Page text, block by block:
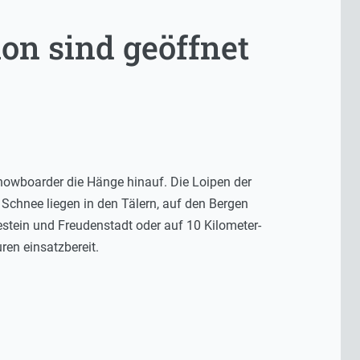
sind geöffnet
die Hänge hinauf. Die Loipen der
liegen in den Tälern, auf den Bergen
und Freudenstadt oder auf 10 Kilometer-
einsatzbereit.